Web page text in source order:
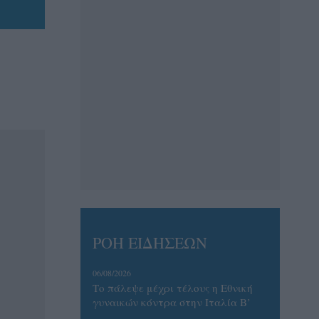
ΡΟΗ ΕΙΔΗΣΕΩΝ
06/08/2026
Το πάλεψε μέχρι τέλους η Εθνική
γυναικών κόντρα στην Ιταλία Β’